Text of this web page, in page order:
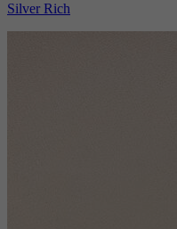
Silver Rich